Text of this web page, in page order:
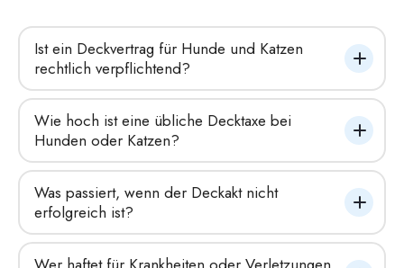
Ist ein Deckvertrag für Hunde und Katzen
rechtlich verpflichtend?
Wie hoch ist eine übliche Decktaxe bei
Hunden oder Katzen?
Was passiert, wenn der Deckakt nicht
erfolgreich ist?